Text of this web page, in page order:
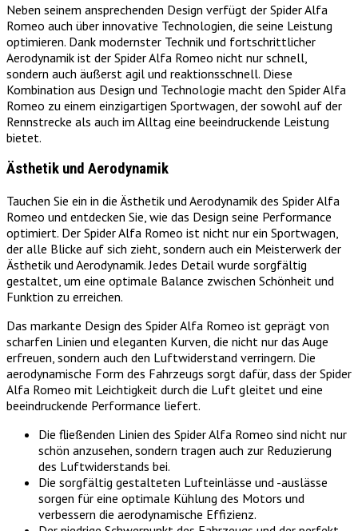
Neben seinem ansprechenden Design verfügt der Spider Alfa
Romeo auch über innovative Technologien, die seine Leistung
optimieren. Dank modernster Technik und fortschrittlicher
Aerodynamik ist der Spider Alfa Romeo nicht nur schnell,
sondern auch äußerst agil und reaktionsschnell. Diese
Kombination aus Design und Technologie macht den Spider Alfa
Romeo zu einem einzigartigen Sportwagen, der sowohl auf der
Rennstrecke als auch im Alltag eine beeindruckende Leistung
bietet.
Ästhetik und Aerodynamik
Tauchen Sie ein in die Ästhetik und Aerodynamik des Spider Alfa
Romeo und entdecken Sie, wie das Design seine Performance
optimiert. Der Spider Alfa Romeo ist nicht nur ein Sportwagen,
der alle Blicke auf sich zieht, sondern auch ein Meisterwerk der
Ästhetik und Aerodynamik. Jedes Detail wurde sorgfältig
gestaltet, um eine optimale Balance zwischen Schönheit und
Funktion zu erreichen.
Das markante Design des Spider Alfa Romeo ist geprägt von
scharfen Linien und eleganten Kurven, die nicht nur das Auge
erfreuen, sondern auch den Luftwiderstand verringern. Die
aerodynamische Form des Fahrzeugs sorgt dafür, dass der Spider
Alfa Romeo mit Leichtigkeit durch die Luft gleitet und eine
beeindruckende Performance liefert.
Die fließenden Linien des Spider Alfa Romeo sind nicht nur
schön anzusehen, sondern tragen auch zur Reduzierung
des Luftwiderstands bei.
Die sorgfältig gestalteten Lufteinlässe und -auslässe
sorgen für eine optimale Kühlung des Motors und
verbessern die aerodynamische Effizienz.